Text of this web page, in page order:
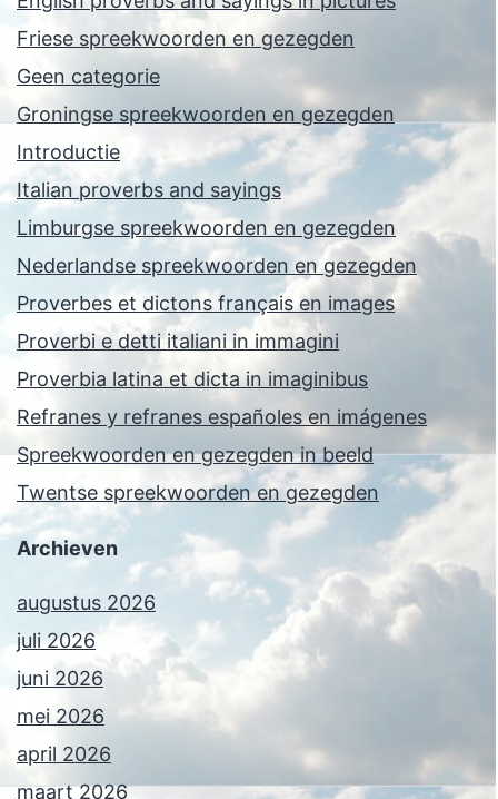
Friese spreekwoorden en gezegden
Geen categorie
Groningse spreekwoorden en gezegden
Introductie
Italian proverbs and sayings
Limburgse spreekwoorden en gezegden
Nederlandse spreekwoorden en gezegden
Proverbes et dictons français en images
Proverbi e detti italiani in immagini
Proverbia latina et dicta in imaginibus
Refranes y refranes españoles en imágenes
Spreekwoorden en gezegden in beeld
Twentse spreekwoorden en gezegden
Archieven
augustus 2026
juli 2026
juni 2026
mei 2026
april 2026
maart 2026